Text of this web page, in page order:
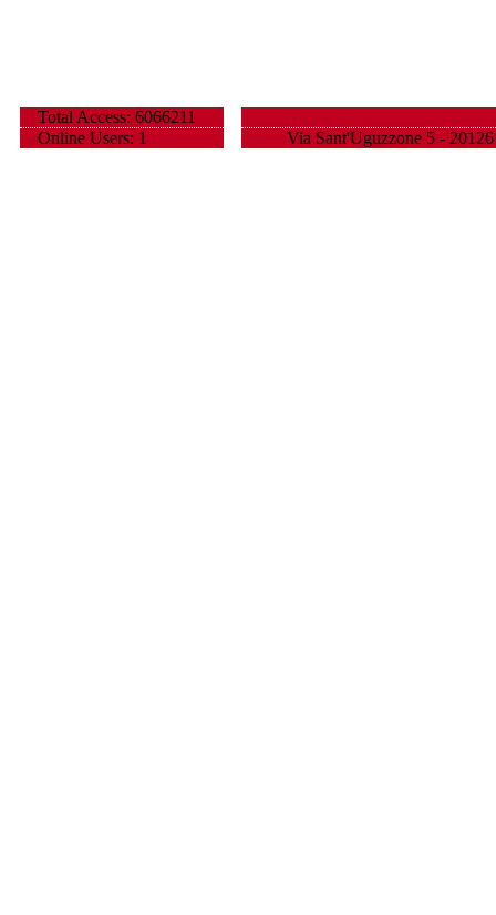
Total Access: 6066211
Online Users: 1
Via Sant'Uguzzone 5 -